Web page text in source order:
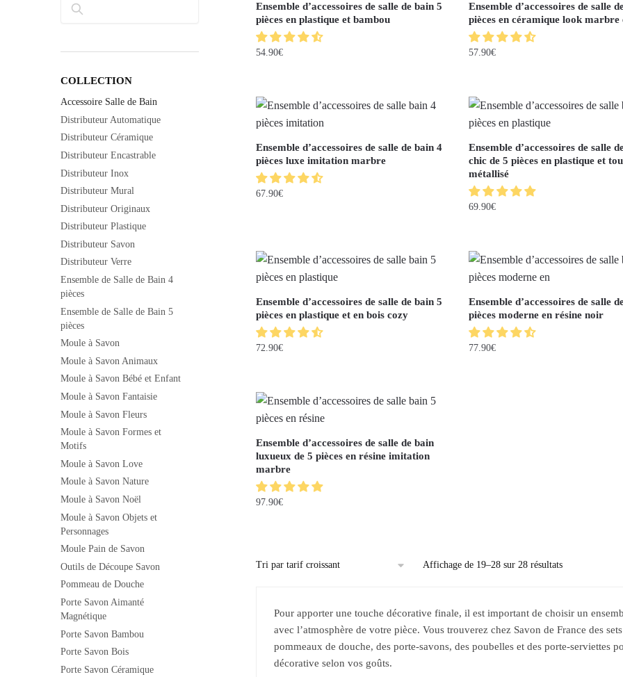
Ensemble d’accessoires de salle de bain 5
pièces en plastique et bambou
54.90€
Ensemble d’accessoires de salle
pièces en céramique look marbre
57.90€
Ensemble d’accessoires de salle de bain 4
pièces luxe imitation marbre
67.90€
Ensemble d’accessoires de salle
chic de 5 pièces en plastique et
métallisé
69.90€
Ensemble d’accessoires de salle de bain 5
pièces en plastique et en bois cozy
72.90€
Ensemble d’accessoires de salle
pièces moderne en résine noir
77.90€
Ensemble d’accessoires de salle de bain
luxueux de 5 pièces en résine imitation
marbre
97.90€
Affichage de 19–28 sur 28 résultats
Pour apporter une touche décorative finale, il est important de choisir un
avec l’atmosphère de votre pièce. Vous trouverez chez Savon de France des
pommeaux de douche, des porte-savons, des poubelles et des porte-serviettes
décorative selon vos goûts.
COLLECTION
Accessoire Salle de Bain
Distributeur Automatique
Distributeur Céramique
Distributeur Encastrable
Distributeur Inox
Distributeur Mural
Distributeur Originaux
Distributeur Plastique
Distributeur Savon
Distributeur Verre
Ensemble de Salle de Bain 4
pièces
Ensemble de Salle de Bain 5
pièces
Moule à Savon
Moule à Savon Animaux
Moule à Savon Bébé et Enfant
Moule à Savon Fantaisie
Moule à Savon Fleurs
Moule à Savon Formes et
Motifs
Moule à Savon Love
Moule à Savon Nature
Moule à Savon Noël
Moule à Savon Objets et
Personnages
Moule Pain de Savon
Outils de Découpe Savon
Pommeau de Douche
Porte Savon Aimanté
Magnétique
Porte Savon Bambou
Porte Savon Bois
Porte Savon Céramique